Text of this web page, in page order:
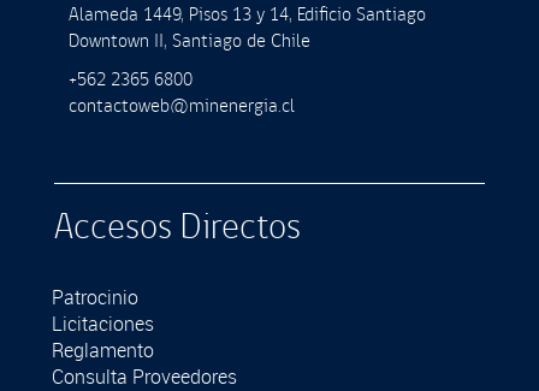
Alameda 1449, Pisos 13 y 14, Ediﬁcio Santiago
Downtown II, Santiago de Chile
+562 2365 6800
contactoweb@minenergia.cl
Accesos Directos
Patrocinio
Licitaciones
Reglamento
Consulta Proveedores